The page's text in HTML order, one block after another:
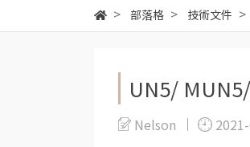
部落格 技術文件
UN5/
Nelson